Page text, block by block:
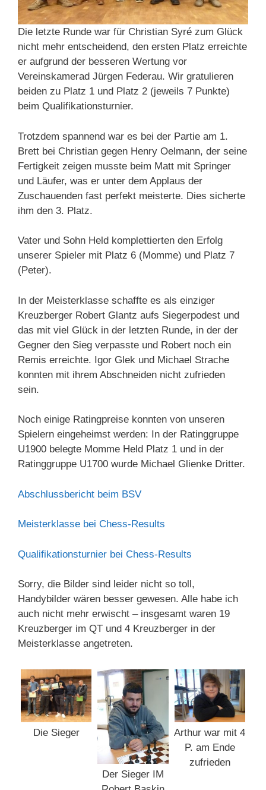
Die letzte Runde war für Christian Syré zum Glück
nicht mehr entscheidend, den ersten Platz erreichte
er aufgrund der besseren Wertung vor
Vereinskamerad Jürgen Federau. Wir gratulieren
beiden zu Platz 1 und Platz 2 (jeweils 7 Punkte)
beim Qualifikationsturnier.
Trotzdem spannend war es bei der Partie am 1.
Brett bei Christian gegen Henry Oelmann, der seine
Fertigkeit zeigen musste beim Matt mit Springer
und Läufer, was er unter dem Applaus der
Zuschauenden fast perfekt meisterte. Dies sicherte
ihm den 3. Platz.
Vater und Sohn Held komplettierten den Erfolg
unserer Spieler mit Platz 6 (Momme) und Platz 7
(Peter).
In der Meisterklasse schaffte es als einziger
Kreuzberger Robert Glantz aufs Siegerpodest und
das mit viel Glück in der letzten Runde, in der der
Gegner den Sieg verpasste und Robert noch ein
Remis erreichte. Igor Glek und Michael Strache
konnten mit ihrem Abschneiden nicht zufrieden
sein.
Noch einige Ratingpreise konnten von unseren
Spielern eingeheimst werden: In der Ratinggruppe
U1900 belegte Momme Held Platz 1 und in der
Ratinggruppe U1700 wurde Michael Glienke Dritter.
Abschlussbericht beim BSV
Meisterklasse bei Chess-Results
Qualifikationsturnier bei Chess-Results
Sorry, die Bilder sind leider nicht so toll,
Handybilder wären besser gewesen. Alle habe ich
auch nicht mehr erwischt – insgesamt waren 19
Kreuzberger im QT und 4 Kreuzberger in der
Meisterklasse angetreten.
Die Sieger
Der Sieger IM
Arthur war mit 4
P. am Ende
zufrieden